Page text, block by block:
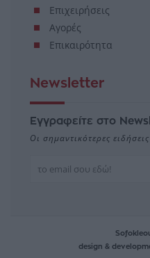
Επιχειρήσεις
Αγορές
Επικαιρότητα
Newsletter
Εγγραφείτε στο
Οι σημαντικότερες
design &